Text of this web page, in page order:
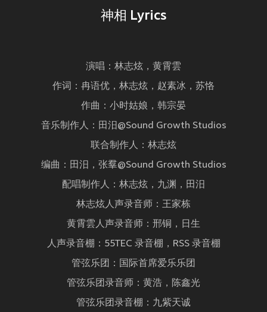
神相 Lyrics
演唱：林志炫，黄霄雲
作词：冉语优，林志炫，赵素冰，苏恪
作曲：小时姑娘，韩宗晏
音乐制作人：田汨@Sound Growth Studios
联合制作人：林志炫
编曲：田汨，张羣@Sound Growth Studios
配唱制作人：林志炫，九渊，田汨
林志炫人声录音师：王家栋
黄霄雲人声录音师：邢铜，日生
人声录音棚：55TEC 录音棚，RSS 录音棚
管弦乐团：国际首席爱乐乐团
管弦乐团录音师：黄浩，陈鑫光
管弦乐团录音棚：九紫天诚